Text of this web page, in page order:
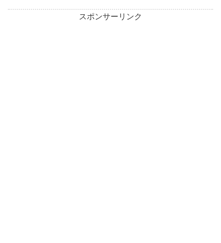
スポンサーリンク